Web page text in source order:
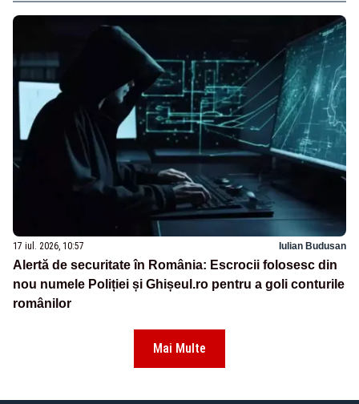
17 iul. 2026, 10:57 Iulian Budusan
Alertă de securitate în România: Escrocii folosesc din
nou numele Poliției și Ghișeul.ro pentru a goli conturile
românilor
Mai Multe